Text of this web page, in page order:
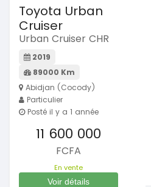
Toyota Urban
Cruiser
Urban Cruiser CHR
2019
89000 Km
Abidjan (Cocody)
Particulier
Posté il y a 1 année
11 600 000
FCFA
En vente
Voir détails